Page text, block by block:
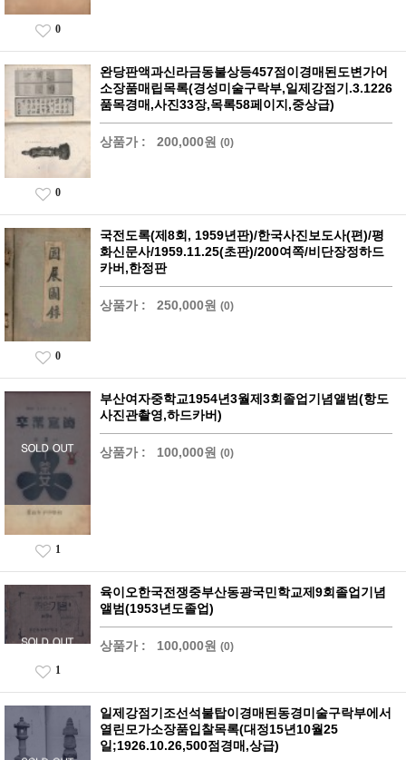
0
완당판액과신라금동불상등457점이경매된도변가어
소장품매립목록(경성미술구락부,일제강점기.3.1226
품목경매,사진33장,목록58페이지,중상급)
상품가 : 200,000원 (0)
0
국전도록(제8회, 1959년판)/한국사진보도사(편)/평
화신문사/1959.11.25(초판)/200여쪽/비단장정하드
카버,한정판
상품가 : 250,000원 (0)
0
부산여자중학교1954년3월제3회졸업기념앨범(항도
사진관촬영,하드카버)
상품가 : 100,000원 (0)
1
육이오한국전쟁중부산동광국민학교제9회졸업기념
앨범(1953년도졸업)
상품가 : 100,000원 (0)
1
일제강점기조선석불탑이경매된동경미술구락부에서
열린모가소장품입찰목록(대정15년10월25
일;1926.10.26,500점경매,상급)